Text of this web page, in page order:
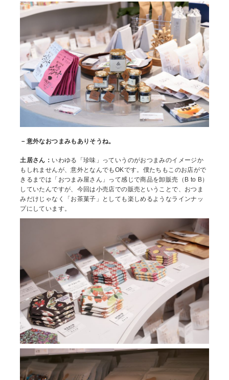
－意外なおつまみもありそうね。
土居さん： いわゆる「珍味」っていうのがおつまみのイメージか
もしれませんが、意外となんでもOKです。僕たちもこのお店がで
きるまでは「おつまみ屋さん」って感じで商品を卸販売（B to B）
していたんですが、今回は小売店での販売ということで、おつま
みだけじゃなく「お茶菓子」としても楽しめるようなラインナッ
プにしています。